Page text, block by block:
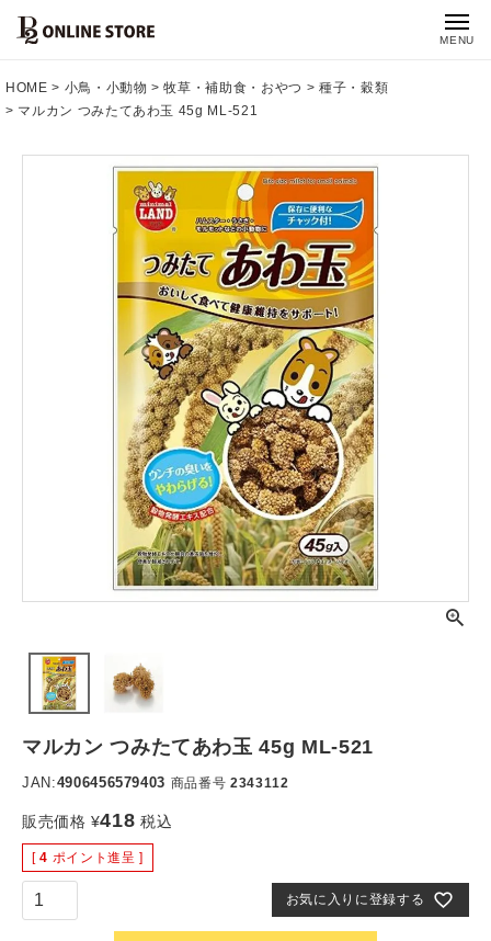
MENU
HOME 小鳥・小動物 牧草・補助食・おやつ
種子・穀類
マルカン つみたてあわ玉 45g ML-521
マルカン つみたてあわ玉 45g ML-521
JAN:4906456579403 商品番号 2343112
販売価格 ¥418 税込
[ 4 ポイント進呈 ]
お気に入りに登録する